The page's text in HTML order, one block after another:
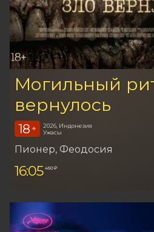
Могильный
вернулось
18 +
2026, Индонезия
Ужасы
Пионер, Феодосия
16:05 450 ₽